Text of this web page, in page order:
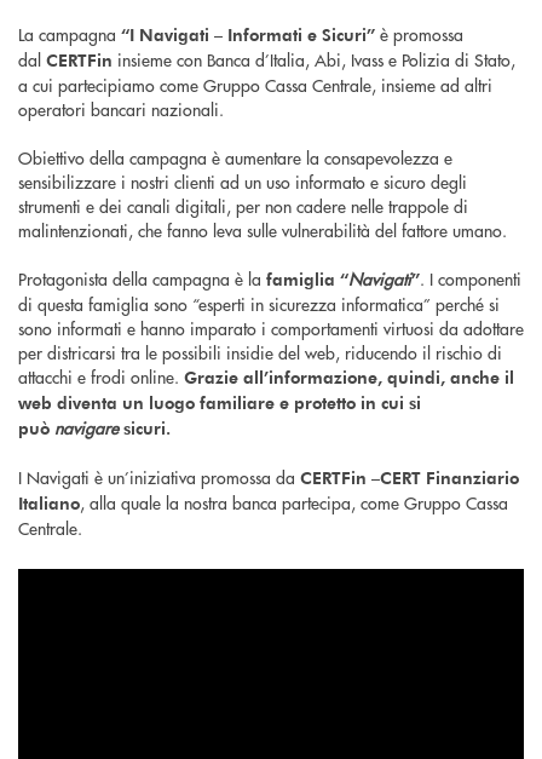
La campagna “I Navigati – Informati e Sicuri” è promossa
dal CERTFin insieme con Banca d’Italia, Abi, Ivass e Polizia di Stato,
a cui partecipiamo come Gruppo Cassa Centrale, insieme ad altri
operatori bancari nazionali.
Obiettivo della campagna è aumentare la consapevolezza e
sensibilizzare i nostri clienti ad un uso informato e sicuro degli
strumenti e dei canali digitali, per non cadere nelle trappole di
malintenzionati, che fanno leva sulle vulnerabilità del fattore umano.
Protagonista della campagna è la famiglia “Navigati”. I componenti
di questa famiglia sono “esperti in sicurezza informatica” perché si
sono informati e hanno imparato i comportamenti virtuosi da adottare
per districarsi tra le possibili insidie del web, riducendo il rischio di
attacchi e frodi online. Grazie all’informazione, quindi, anche il
web diventa un luogo familiare e protetto in cui si
può navigaresicuri.
I Navigati è un’iniziativa promossa da CERTFin –CERT Finanziario
Italiano, alla quale la nostra banca partecipa, come Gruppo Cassa
Centrale.